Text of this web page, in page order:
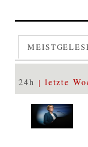
24h letzte